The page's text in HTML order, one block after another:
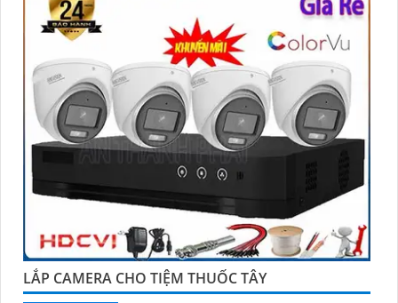
LẮP CAMERA CHO TIỆM THUỐC TÂY